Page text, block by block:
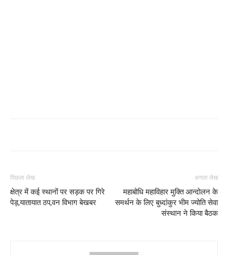
पिछला लेख
क्षेत्र में कई स्थानों पर सड़क पर गिरे
पेड़,यातायात ठप,वन विभाग बेखबर
अगला लेख
महाबोधि महाविहार मुक्ति आन्दोलन के
समर्थन के लिए बुध्दांकुर भीम ज्योति सेवा
संस्थान ने किया बैठक